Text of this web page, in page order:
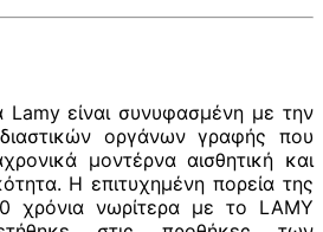
Lamy είναι συνυφασμένη με την
οργάνων γραφής που
μοντέρνα αισθητική και
Η επιτυχημένη πορεία της
χρόνια νωρίτερα με το LAMY